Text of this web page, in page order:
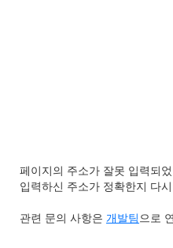
페이지의 주소가 잘못 입력되
입력하신 주소가 정확한지 다
관련 문의 사항은 개발팀 으로